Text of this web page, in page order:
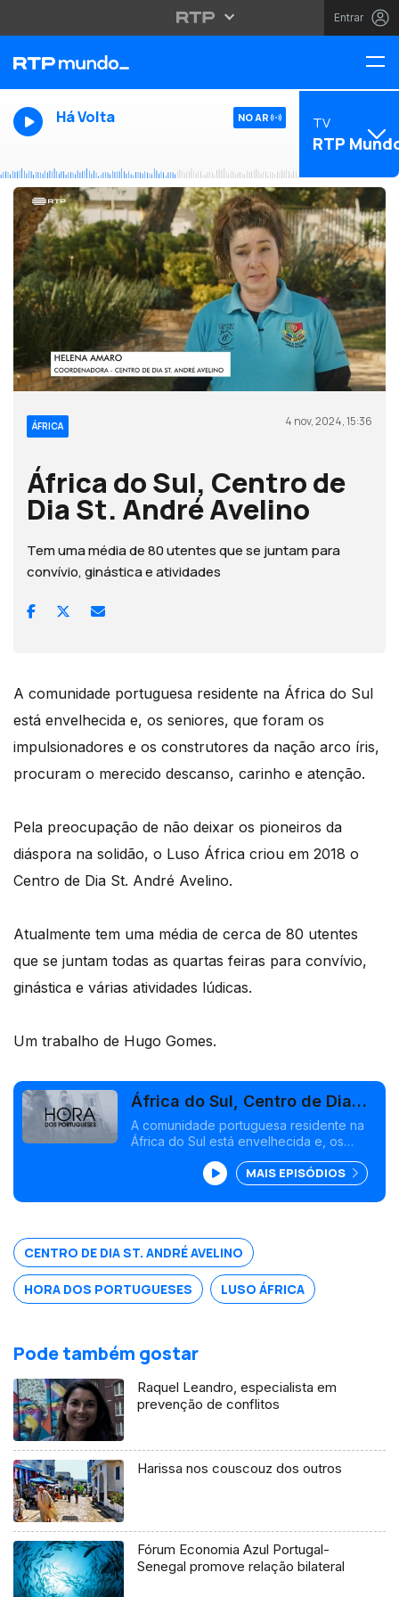
Entrar
Há Volta NO AR TV
RTP
ÁFRICA 4 nov, 2024, 15:36
África do Sul, Centro de
Dia St. André Avelino
Tem uma média de 80 utentes que se juntam para
convívio, ginástica e atividades
A comunidade portuguesa residente na África do Sul
está envelhecida e, os seniores, que foram os
impulsionadores e os construtores da nação arco íris,
procuram o merecido descanso, carinho e atenção.
Pela preocupação de não deixar os pioneiros da
diáspora na solidão, o Luso África criou em 2018 o
Centro de Dia St. André Avelino.
Atualmente tem uma média de cerca de 80 utentes
que se juntam todas as quartas feiras para convívio,
ginástica e várias atividades lúdicas.
Um trabalho de Hugo Gomes.
África do Sul, Centro de Dia
St. André Avelino
A comunidade portuguesa residente na
África do Sul está envelhecida e, os
e os construtores da nação arco iris,
procuram o merecido descanso, carinho
e atenção.
MAIS EPISÓDIOS
CENTRO DE DIA ST. ANDRÉ AVELINO
HORA DOS PORTUGUESES LUSO ÁFRICA
Pode também gostar
Raquel Leandro, especialista em
prevenção de conflitos
Harissa nos couscouz dos outros
Fórum Economia Azul Portugal-
Senegal promove relação bilateral